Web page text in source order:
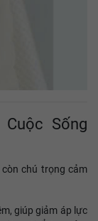
Sống
chú trọng cảm
giúp giảm áp lực